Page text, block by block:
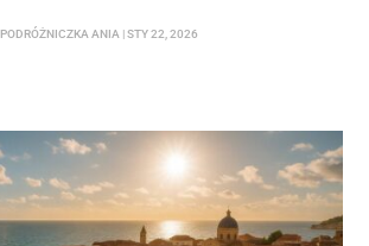
PODRÓŻNICZKA ANIA |STY 22, 2026